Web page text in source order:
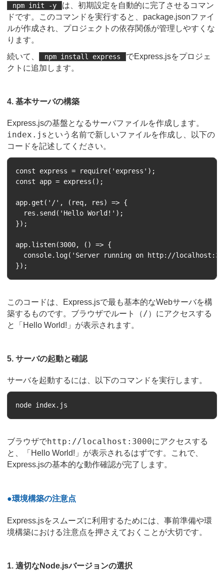
npm init -y
は、初期設定を自動的に完了させるコマン
ドです。このコマンドを実行すると、package.jsonファイ
ルが作成され、プロジェクトの依存関係が管理しやすくな
ります。
続いて、
npm install express
でExpress.jsをプロジェ
クトに追加します。
4. 基本サーバの構築
Express.jsの基盤となるサーバファイルを作成します。
index.js という名前で新しいファイルを作成し、以下の
コードを記述してください。
const express = require('express');
const app = express();
app.get('/', (req, res) => {
  res.send('Hello World!');
});
app.listen(3000, () => {
console.log('Server running on http://
このコードは、Express.jsで最も基本的なWebサーバを構
築するものです。ブラウザでルート（/）にアクセスする
と「Hello World!」が表示されます。
5. サーバの起動と確認
サーバを起動するには、以下のコマンドを実行します。
ブラウザでhttp://localhost:3000にアクセスする
と、「Hello World!」が表示されるはずです。これで、
Express.jsの基本的な動作確認が完了します。
●環境構築の注意点
Express.jsをスムーズに利用するためには、事前準備や環
境構築における注意点を押さえておくことが大切です。
1. 適切なNode.jsバージョンの選択